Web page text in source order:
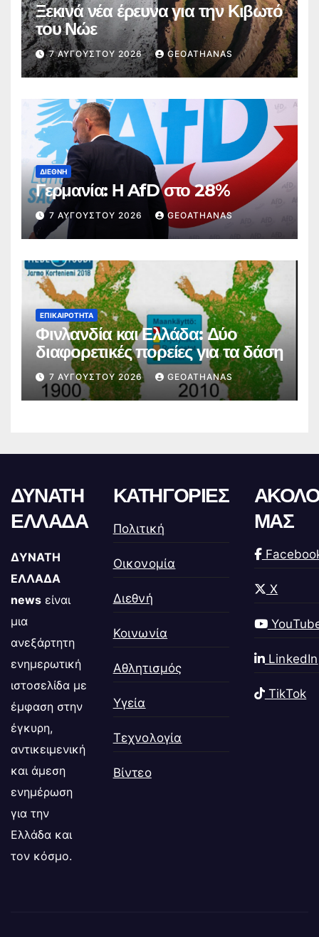
Ξεκινά νέα έρευνα για την Κιβωτό
του Νώε
7 ΑΥΓΟΎΣΤΟΥ 2026 GEOATHANAS
ΔΙΕΘΝΉ
Γερμανία: Η AfD στο 28%
7 ΑΥΓΟΎΣΤΟΥ 2026 GEOATHANAS
ΕΠΙΚΑΙΡΌΤΗΤΑ
Φινλανδία και Ελλάδα: Δύο
διαφορετικές πορείες για τα δάση
7 ΑΥΓΟΎΣΤΟΥ 2026 GEOATHANAS
ΔΥΝΑΤΗ
ΕΛΛΑΔΑ
ΔΥΝΑΤΗ
ΕΛΛΑΔΑ
news είναι
μια
ανεξάρτητη
ενημερωτική
ιστοσελίδα με
έμφαση στην
έγκυρη,
αντικειμενική
και άμεση
ενημέρωση
για την
Ελλάδα και
τον κόσμο.
ΚΑΤΗΓΟΡΙΕΣ
Πολιτική
Οικονομία
Διεθνή
Κοινωνία
Αθλητισμός
Υγεία
Τεχνολογία
Βίντεο
ΜΑΣ
X
LinkedIn
TikTok